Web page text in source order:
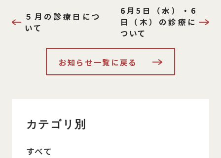
５月の診療日につ
いて
6月5日（水）・6
日（木）の診療に
ついて
お知らせ一覧に戻る
カテゴリ別
すべて